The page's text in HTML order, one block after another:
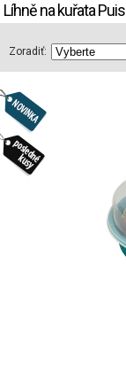
Líhně na kuřata
Zoradiť: